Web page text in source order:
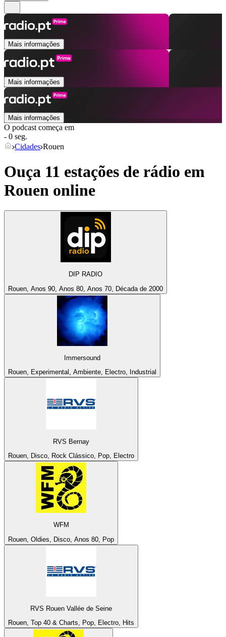
Mais informações
Mais informações
Mais informações
O podcast começa em
- 0 seg.
Cidades Rouen
Ouça 11 estações de rádio em
Rouen online
DIP RADIO
Rouen, Anos 90, Anos 80, Anos 70, Década de 2000
Immersound
Rouen, Experimental, Ambiente, Electro, Industrial
RVS Bernay
Rouen, Disco, Rock Clássico, Pop, Electro
WFM
Rouen, Oldies, Disco, Anos 80, Pop
RVS Rouen Vallée de Seine
Rouen, Top 40 & Charts, Pop, Electro, Hits